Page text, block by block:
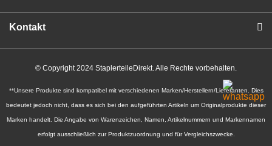
Kontakt
© Copyright 2024 StaplerteileDirekt. Alle Rechte vorbehalten.
**Unsere Produkte sind kompatibel mit verschiedenen Marken/Herstellern/Lieferanten. Dies
bedeutet jedoch nicht, dass es sich bei den aufgeführten Artikeln um Originalprodukte dieser
Marken handelt. Die Angabe von Warenzeichen, Namen, Artikelnummern und Markennamen
erfolgt ausschließlich zur Produktzuordnung und für Vergleichszwecke.